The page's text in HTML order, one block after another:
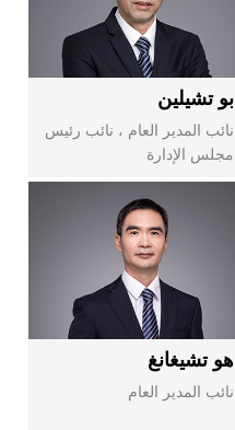
بو تشيلين
نائب المدير العام ، نائب رئيس
مجلس الإدارة
هو تشيغانغ
نائب المدير العام